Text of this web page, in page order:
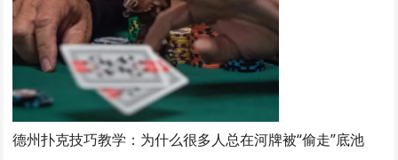
德州扑克技巧教学：为什么很多人总在河牌被“偷走”底池